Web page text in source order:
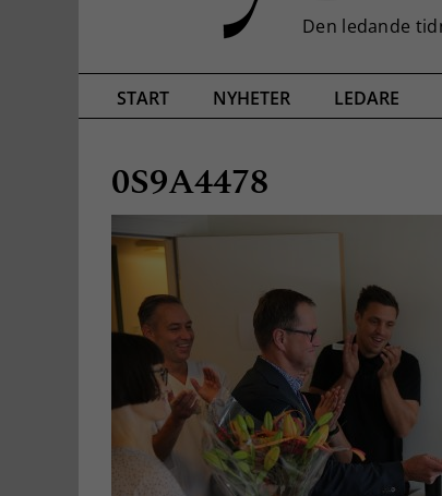
START NYHETER LEDARE
0S9A4478